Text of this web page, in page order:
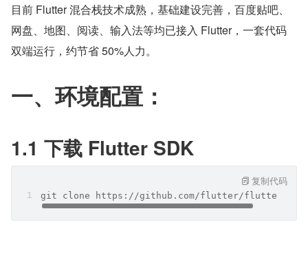
目前 Flutter 混合栈技术成熟，基础建设完善，百度贴吧、
网盘、地图、阅读、输入法等均已接入 Flutter，一套代码
双端运行，约节省 50%人力。
一、环境配置：
1.1 下载 Flutter SDK
git clone https://github.com/flutter/flutter.git
复制代码